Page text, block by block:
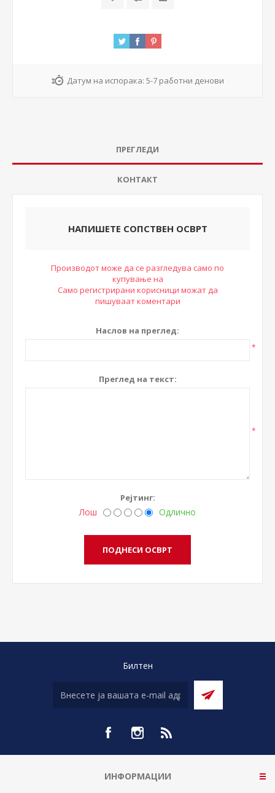
Датум на испорака: 5-7 работни денови
ПРЕГЛЕДИ
КОНТАКТ
НАПИШЕТЕ СОПСТВЕН ОСВРТ
Производот може да се разгледува само по
купување на
Само регистрирани корисници можат да
пишуваат коментари
Наслов на преглед:
*
Преглед на текст:
*
Рејтинг:
Лош Одлично
Билтен
ИНФОРМАЦИИ